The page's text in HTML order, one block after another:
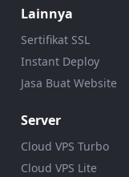
Lainnya
Sertifikat SSL
Instant Deploy
Jasa Buat Website
Server
Cloud VPS Turbo
Cloud VPS Lite